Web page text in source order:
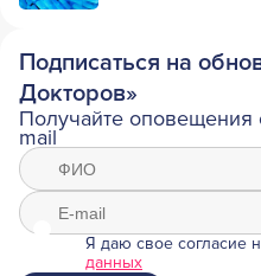
Подписаться на
Докторов»
Получайте оповещения
mail
Я даю свое согласие
данных